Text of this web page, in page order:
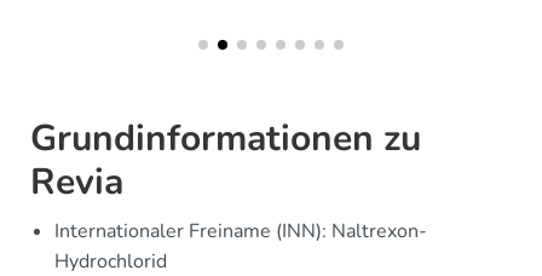
Grundinformationen zu
Revia
Internationaler Freiname (INN): Naltrexon-
Hydrochlorid